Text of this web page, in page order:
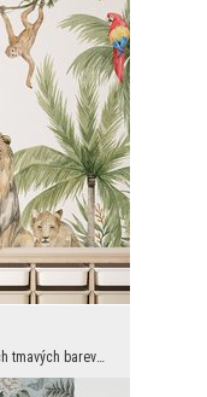
Pro milovníky odvážných interiérů plných tmavých barev máme něco speciálního. Na černém pozadí ro...